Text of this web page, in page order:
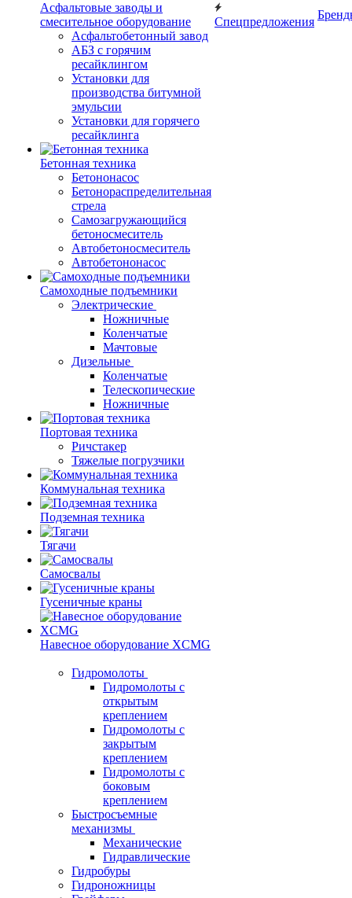
Асфальтовые заводы и
смесительное оборудование
Асфальтобетонный завод
АБЗ с горячим
ресайклингом
Установки для
производства битумной
эмульсии
Установки для горячего
ресайклинга
Бетонная техника
Бетононасос
Бетонораспределительная
стрела
Самозагружающийся
бетоносмеситель
Автобетоносмеситель
Автобетононасос
Самоходные подъемники
Электрические
Ножничные
Коленчатые
Мачтовые
Дизельные
Коленчатые
Телескопические
Ножничные
Портовая техника
Ричстакер
Тяжелые погрузчики
Коммунальная техника
Подземная техника
Тягачи
Самосвалы
Гусеничные краны
Навесное оборудование XCMG
Гидромолоты
Гидромолоты с
открытым
креплением
Гидромолоты с
закрытым
креплением
Гидромолоты с
боковым
креплением
Быстросъемные
механизмы
Механические
Гидравлические
Гидробуры
Гидроножницы
Спецпредложения